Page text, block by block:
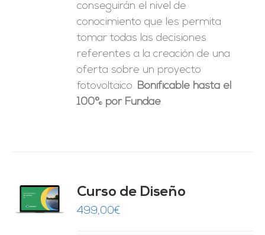
conseguirán el nivel de
conocimiento que les permita
tomar todas las decisiones
referentes a la creación de una
oferta sobre un proyecto
fotovoltaico. Bonificable hasta el
100% por Fundae.
Curso de Diseño
499,00€